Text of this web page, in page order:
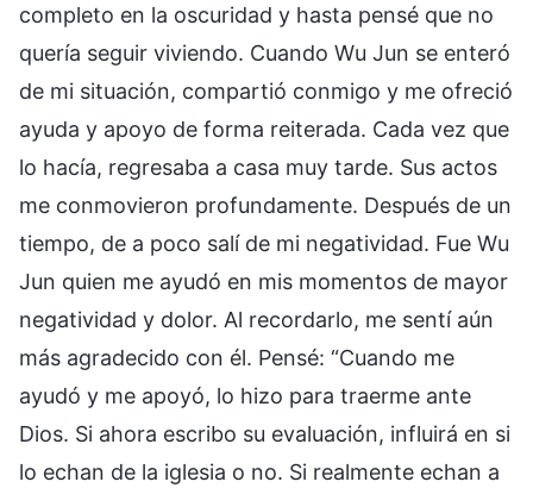
completo en la oscuridad y hasta pensé que no
quería seguir viviendo. Cuando Wu Jun se enteró
de mi situación, compartió conmigo y me ofreció
ayuda y apoyo de forma reiterada. Cada vez que
lo hacía, regresaba a casa muy tarde. Sus actos
me conmovieron profundamente. Después de un
tiempo, de a poco salí de mi negatividad. Fue Wu
Jun quien me ayudó en mis momentos de mayor
negatividad y dolor. Al recordarlo, me sentí aún
más agradecido con él. Pensé: “Cuando me
ayudó y me apoyó, lo hizo para traerme ante
Dios. Si ahora escribo su evaluación, influirá en si
lo echan de la iglesia o no. Si realmente echan a